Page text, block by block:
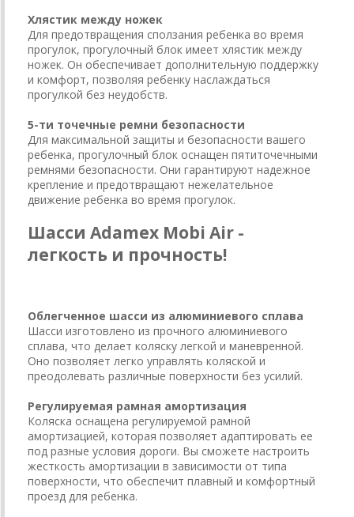
Хлястик между ножек
Для предотвращения сползания ребенка во время
прогулок, прогулочный блок имеет хлястик между
ножек. Он обеспечивает дополнительную поддержку
и комфорт, позволяя ребенку наслаждаться
прогулкой без неудобств.
5-ти точечные ремни безопасности
Для максимальной защиты и безопасности вашего
ребенка, прогулочный блок оснащен пятиточечными
ремнями безопасности. Они гарантируют надежное
крепление и предотвращают нежелательное
движение ребенка во время прогулок.
Шасси Adamex Mobi Air -
легкость и прочность!
Облегченное шасси из алюминиевого сплава
Шасси изготовлено из прочного алюминиевого
сплава, что делает коляску легкой и маневренной.
Оно позволяет легко управлять коляской и
преодолевать различные поверхности без усилий.
Регулируемая рамная амортизация
Коляска оснащена регулируемой рамной
амортизацией, которая позволяет адаптировать ее
под разные условия дороги. Вы сможете настроить
жесткость амортизации в зависимости от типа
поверхности, что обеспечит плавный и комфортный
проезд для ребенка.